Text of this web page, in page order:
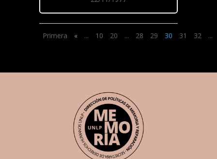
Primera « ... 10 20 ... 28 29 30 31 32 ...